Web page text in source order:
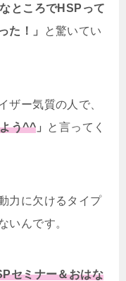
なところでHSPって
た！」
と驚いてい
ザー気質の人で、
う^^ 」 と言ってく
力に欠けるタイプ
いんです。
セミナー＆おはな